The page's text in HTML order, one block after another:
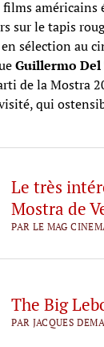
américains
sur le tapis
sélection au
Guillermo Del
de la Mostra
qui
Le très
Mostra de
PAR LE MAG
The Big
PAR JACQUES